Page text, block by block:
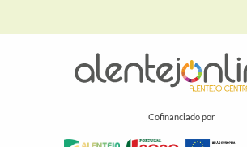
Cofinanciado por